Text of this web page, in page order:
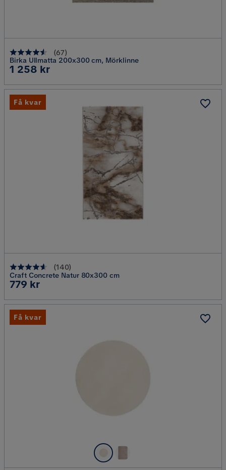
(67)
Birka Ullmatta 200x300 cm, Mörklinne
Pris
1 258 kr
(140)
Craft Concrete Natur 80x300 cm
Pris
779 kr
Få kvar
Få kvar